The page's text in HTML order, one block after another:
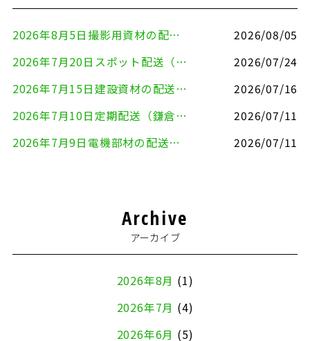
2026年8月5日撮影用資材の配送（鎌倉市⇒港区）
2026/08/05
2026年7月20日スポット配送（横浜市金沢区⇒愛知県豊川市）
2026/07/24
2026年7月15日建設資材の配送（横浜市金沢区⇒横須賀市）
2026/07/16
2026年7月10日定期配送（鎌倉市⇔大田区）
2026/07/11
2026年7月9日電機部材の配送（横浜市戸塚区⇒品川区）
2026/07/11
Archive
アーカイブ
2026年8月 (1)
2026年7月 (4)
2026年6月 (5)